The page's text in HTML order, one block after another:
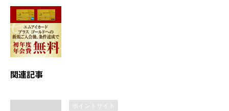
関連記事
ポイントサイト